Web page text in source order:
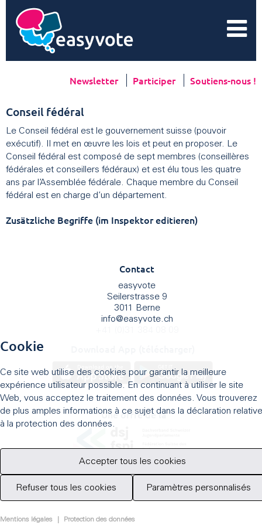
Newsletter Participer Soutiens-nous !
Conseil fédéral
Le Conseil fédéral est le gouvernement suisse (pouvoir
exécutif). Il met en œuvre les lois et peut en proposer. Le
Conseil fédéral est composé de sept membres (conseillères
fédérales et conseillers fédéraux) et est élu tous les quatre
ans par l’Assemblée fédérale. Chaque membre du Conseil
fédéral est en charge d’un département.
Zusätzliche Begriffe (im Inspektor editieren)
Contact
easyvote
Seilerstrasse 9
3011 Berne
info@easyvote.ch
Une offre de la
Cookie
Ce site web utilise des cookies pour garantir la meilleure
expérience utilisateur possible. En continuant à utiliser le site
Web, vous acceptez le traitement des données. Vous trouverez
de plus amples informations à ce sujet dans la déclaration relative
à la protection des données.
Accepter tous les cookies
Refuser tous les cookies Paramètres personnalisés
Mentions légales Protection des données